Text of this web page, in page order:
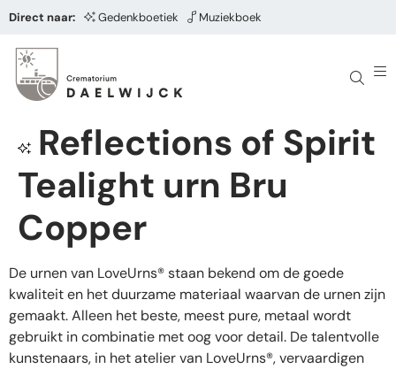
Direct naar: Gedenkboetiek Muziekboek
Reflections of Spirit
Tealight urn Bru
Copper
De urnen van LoveUrns® staan bekend om de goede
kwaliteit en het duurzame materiaal waarvan de urnen zijn
gemaakt. Alleen het beste, meest pure, metaal wordt
gebruikt in combinatie met oog voor detail. De talentvolle
kunstenaars, in het atelier van LoveUrns®, vervaardigen